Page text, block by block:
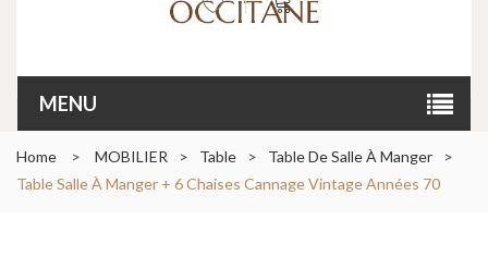
MENU
Home > MOBILIER > Table > Table De Salle À Manger
>
Table Salle À Manger + 6 Chaises Cannage Vintage Années 70